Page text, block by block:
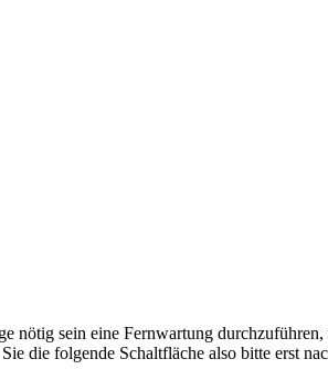
nötig sein eine Fernwartung
die folgende Schaltfläche also bitte erst